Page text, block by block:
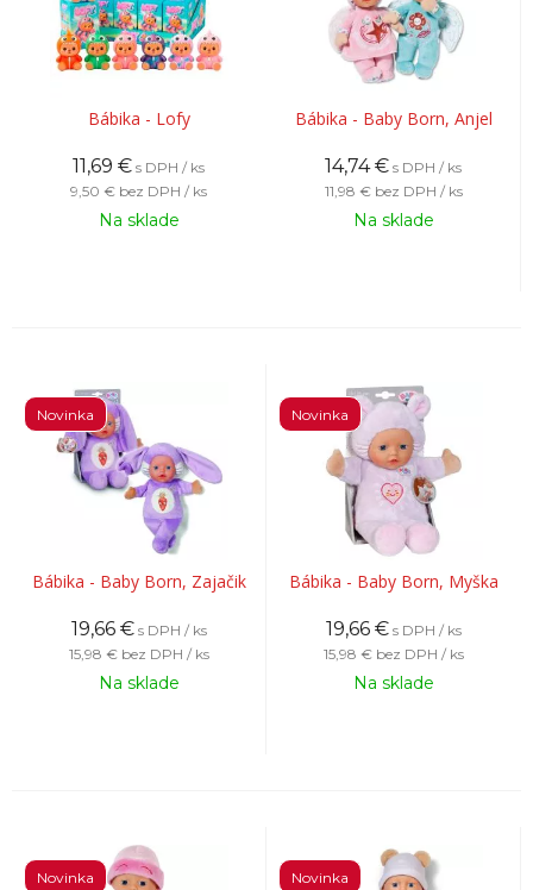
Bábika - Lofy
11,69 € s DPH / ks
9,50 € bez DPH / ks
Na sklade
Bábika - Baby Born, Anjel
14,74 € s DPH / ks
11,98 € bez DPH / ks
Na sklade
Bábika - Baby Born, Zajačik
Novinka
19,66 € s DPH / ks
15,98 € bez DPH / ks
Na sklade
Bábika - Baby Born, Myška
Novinka
19,66 € s DPH / ks
15,98 € bez DPH / ks
Na sklade
Novinka Novinka